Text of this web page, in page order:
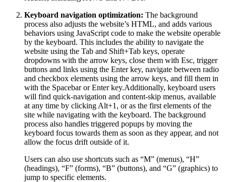
Keyboard navigation optimization: The background
process also adjusts the website’s HTML, and adds various
behaviors using JavaScript code to make the website operable
by the keyboard. This includes the ability to navigate the
website using the Tab and Shift+Tab keys, operate
dropdowns with the arrow keys, close them with Esc, trigger
buttons and links using the Enter key, navigate between radio
and checkbox elements using the arrow keys, and fill them in
with the Spacebar or Enter key.Additionally, keyboard users
will find quick-navigation and content-skip menus, available
at any time by clicking Alt+1, or as the first elements of the
site while navigating with the keyboard. The background
process also handles triggered popups by moving the
keyboard focus towards them as soon as they appear, and not
allow the focus drift outside of it.
Users can also use shortcuts such as “M” (menus), “H”
(headings), “F” (forms), “B” (buttons), and “G” (graphics) to
jump to specific elements.